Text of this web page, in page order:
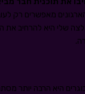
מאפשרים רק
שלי היא להרחיב את
היא הרבה יותר